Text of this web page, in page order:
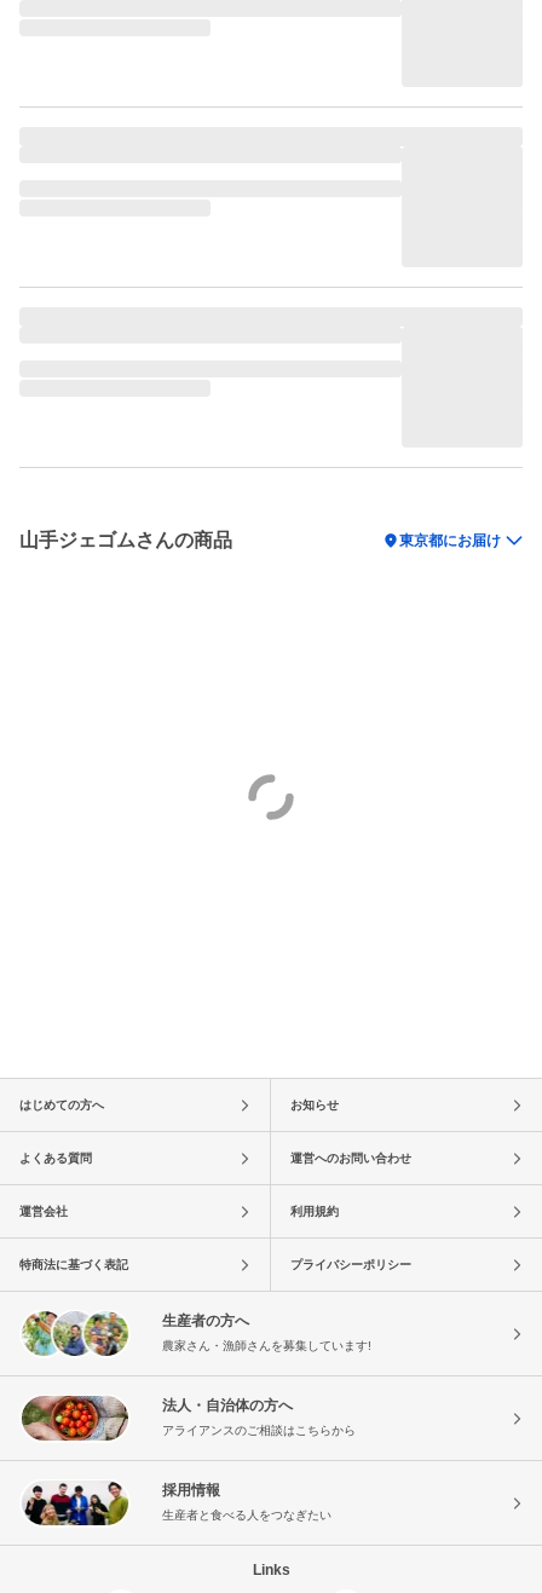
山手ジェゴムさんの商品 location_on東京都にお届け
はじめての方へ お知らせ
よくある質問 運営へのお問い合わせ
運営会社 利用規約
特商法に基づく表記 プライバシーポリシー
生産者の方へ
農家さん・漁師さんを募集しています!
法人・自治体の方へ
アライアンスのご相談はこちらから
採用情報
生産者と食べる人をつなぎたい
Links